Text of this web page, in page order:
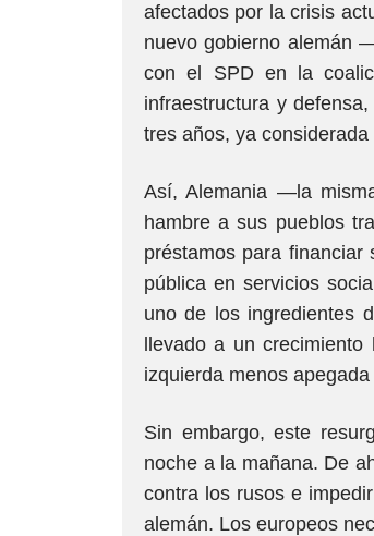
afectados por la crisis
nuevo gobierno alemán
con el SPD en la
infraestructura y
tres años, ya
Así, Alemania —la
hambre a sus pueblos
préstamos para financiar
pública en servicios
uno de los ingredientes
llevado a un
izquierda menos
Sin embargo, este
noche a la mañana. De
contra los rusos e
alemán. Los europeos